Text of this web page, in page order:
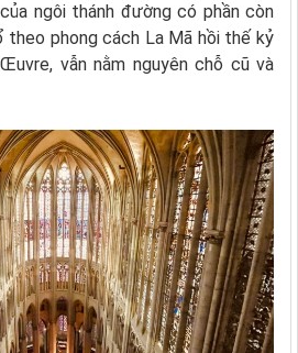
ngôi thánh đường có phần còn
theo phong cách La Mã hồi thế kỷ
vẫn nằm nguyên chỗ cũ và